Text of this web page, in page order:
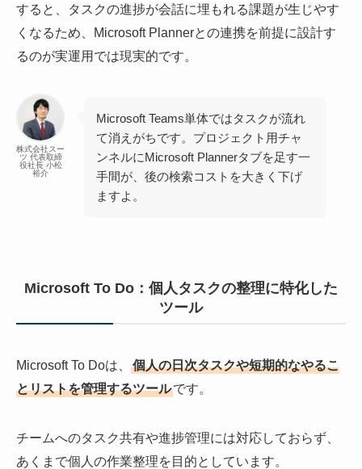
すると、タスクの進捗が会話に埋もれる課題が生じやす
くなるため、Microsoft Plannerとの連携を前提に設計す
るのが実運用では現実的です。
株式会社スー
ツ 代表取締
役社長 小松
裕介
Microsoft Teams単体ではタスクが流れ
て消えがちです。プロジェクト用チャ
ンネルにMicrosoft Plannerタブを足す一
手間が、後の検索コストを大きく下げ
ますよ。
Microsoft To Do：個人タスクの整理に特化した
ツール
Microsoft To Doは、
個人の日次タスクや短期的なやるこ
とリストを管理するツールです。
チームへのタスク共有や進捗管理には対応しておらず、
あくまで個人の作業整理を目的としています。